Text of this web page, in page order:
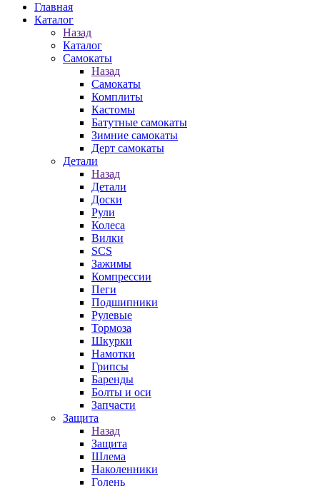
Главная
Каталог
Назад
Каталог
Самокаты
Назад
Самокаты
Комплиты
Кастомы
Батутные самокаты
Зимние самокаты
Дерт самокаты
Детали
Назад
Детали
Доски
Рули
Колеса
Вилки
SCS
Зажимы
Компрессии
Пеги
Подшипники
Рулевые
Тормоза
Шкурки
Намотки
Грипсы
Баренды
Болты и оси
Запчасти
Защита
Назад
Защита
Шлема
Наколенники
Голень